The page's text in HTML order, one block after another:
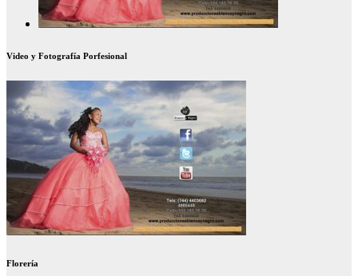
Video y Fotografía Porfesional
Florería